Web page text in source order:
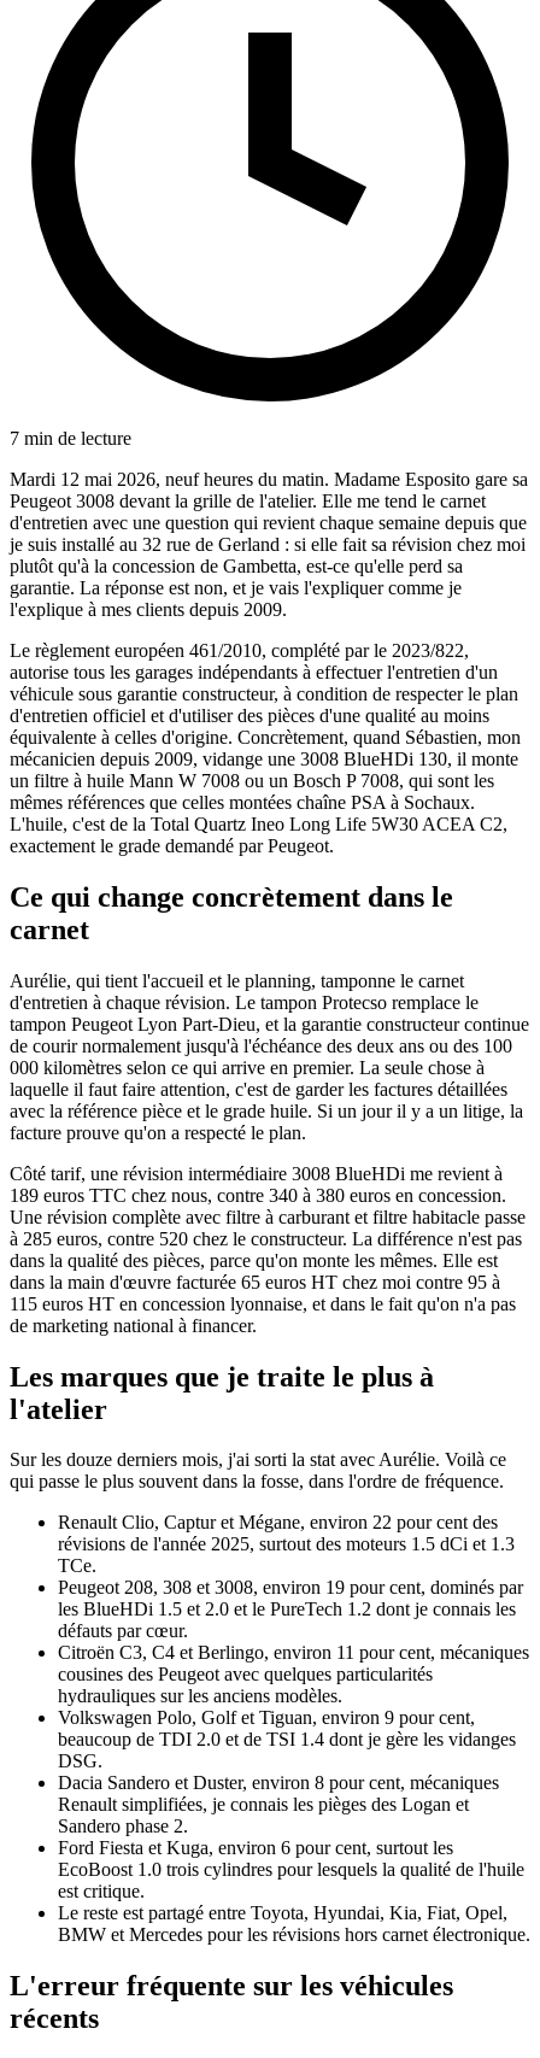
7 min de lecture
Mardi 12 mai 2026, neuf heures du matin. Madame Esposito gare sa
Peugeot 3008 devant la grille de l'atelier. Elle me tend le carnet
d'entretien avec une question qui revient chaque semaine depuis que
je suis installé au 32 rue de Gerland : si elle fait sa révision chez moi
plutôt qu'à la concession de Gambetta, est-ce qu'elle perd sa
garantie. La réponse est non, et je vais l'expliquer comme je
l'explique à mes clients depuis 2009.
Le règlement européen 461/2010, complété par le 2023/822,
autorise tous les garages indépendants à effectuer l'entretien d'un
véhicule sous garantie constructeur, à condition de respecter le plan
d'entretien officiel et d'utiliser des pièces d'une qualité au moins
équivalente à celles d'origine. Concrètement, quand Sébastien, mon
mécanicien depuis 2009, vidange une 3008 BlueHDi 130, il monte
un filtre à huile Mann W 7008 ou un Bosch P 7008, qui sont les
mêmes références que celles montées chaîne PSA à Sochaux.
L'huile, c'est de la Total Quartz Ineo Long Life 5W30 ACEA C2,
exactement le grade demandé par Peugeot.
Ce qui change concrètement dans le
carnet
Aurélie, qui tient l'accueil et le planning, tamponne le carnet
d'entretien à chaque révision. Le tampon Protecso remplace le
tampon Peugeot Lyon Part-Dieu, et la garantie constructeur continue
de courir normalement jusqu'à l'échéance des deux ans ou des 100
000 kilomètres selon ce qui arrive en premier. La seule chose à
laquelle il faut faire attention, c'est de garder les factures détaillées
avec la référence pièce et le grade huile. Si un jour il y a un litige, la
facture prouve qu'on a respecté le plan.
Côté tarif, une révision intermédiaire 3008 BlueHDi me revient à
189 euros TTC chez nous, contre 340 à 380 euros en concession.
Une révision complète avec filtre à carburant et filtre habitacle passe
à 285 euros, contre 520 chez le constructeur. La différence n'est pas
dans la qualité des pièces, parce qu'on monte les mêmes. Elle est
dans la main d'œuvre facturée 65 euros HT chez moi contre 95 à
115 euros HT en concession lyonnaise, et dans le fait qu'on n'a pas
de marketing national à financer.
Les marques que je traite le plus à
l'atelier
Sur les douze derniers mois, j'ai sorti la stat avec Aurélie. Voilà ce
qui passe le plus souvent dans la fosse, dans l'ordre de fréquence.
Renault Clio, Captur et Mégane, environ 22 pour cent des
révisions de l'année 2025, surtout des moteurs 1.5 dCi et 1.3
TCe.
Peugeot 208, 308 et 3008, environ 19 pour cent, dominés par
les BlueHDi 1.5 et 2.0 et le PureTech 1.2 dont je connais les
défauts par cœur.
Citroën C3, C4 et Berlingo, environ 11 pour cent, mécaniques
cousines des Peugeot avec quelques particularités
hydrauliques sur les anciens modèles.
Volkswagen Polo, Golf et Tiguan, environ 9 pour cent,
beaucoup de TDI 2.0 et de TSI 1.4 dont je gère les vidanges
DSG.
Dacia Sandero et Duster, environ 8 pour cent, mécaniques
Renault simplifiées, je connais les pièges des Logan et
Sandero phase 2.
Ford Fiesta et Kuga, environ 6 pour cent, surtout les
EcoBoost 1.0 trois cylindres pour lesquels la qualité de l'huile
est critique.
Le reste est partagé entre Toyota, Hyundai, Kia, Fiat, Opel,
BMW et Mercedes pour les révisions hors carnet électronique.
L'erreur fréquente sur les véhicules
récents